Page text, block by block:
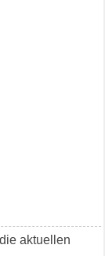
aktuellen